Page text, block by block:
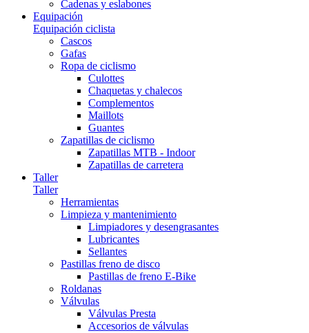
Cadenas y eslabones
Equipación
Equipación ciclista
Cascos
Gafas
Ropa de ciclismo
Culottes
Chaquetas y chalecos
Complementos
Maillots
Guantes
Zapatillas de ciclismo
Zapatillas MTB - Indoor
Zapatillas de carretera
Taller
Taller
Herramientas
Limpieza y mantenimiento
Limpiadores y desengrasantes
Lubricantes
Sellantes
Pastillas freno de disco
Pastillas de freno E-Bike
Roldanas
Válvulas
Válvulas Presta
Accesorios de válvulas